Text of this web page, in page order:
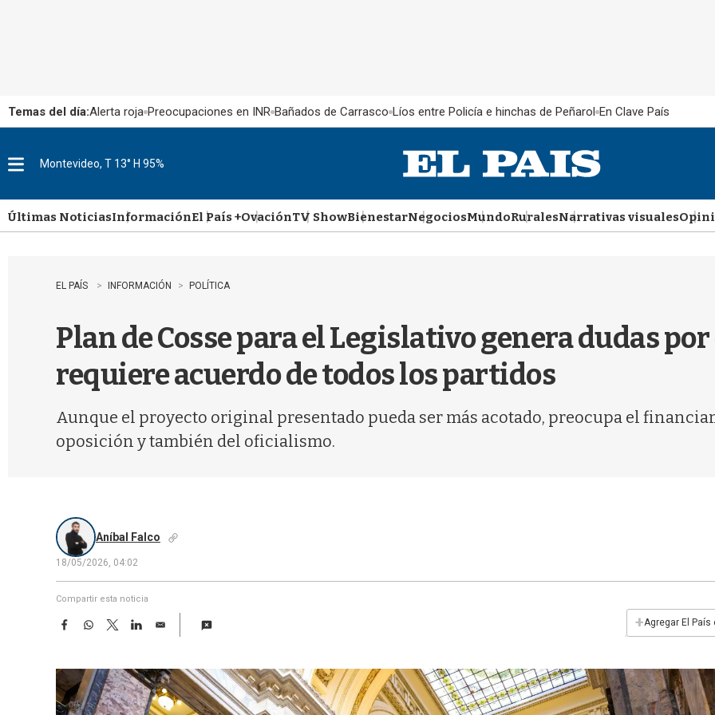
Temas del día:Alerta roja Preocupaciones en INR Bañados de Carrasco Líos entre Policía e hinchas de Peñarol En Clave País
u
Montevideo, T 13° H 95%
Últimas NoticiasInformaciónEl País +OvaciónTV ShowBienestarNegociosMundoRuralesNarrativas visuales
EL PAÍS INFORMACIÓN POLÍTICA
Plan de Cosse para el Legislativo genera dudas por
requiere acuerdo de todos los partidos
Aunque el proyecto original presentado pueda ser más acotado, preocupa el
oposición y también del oficialismo.
Aníbal Falco
18/05/2026, 04:02
Compartir esta noticia
F
e
b
o
W
t
s
A
T
w
t
t
e
L
k
e
d
E
i
l
+Agregar El País